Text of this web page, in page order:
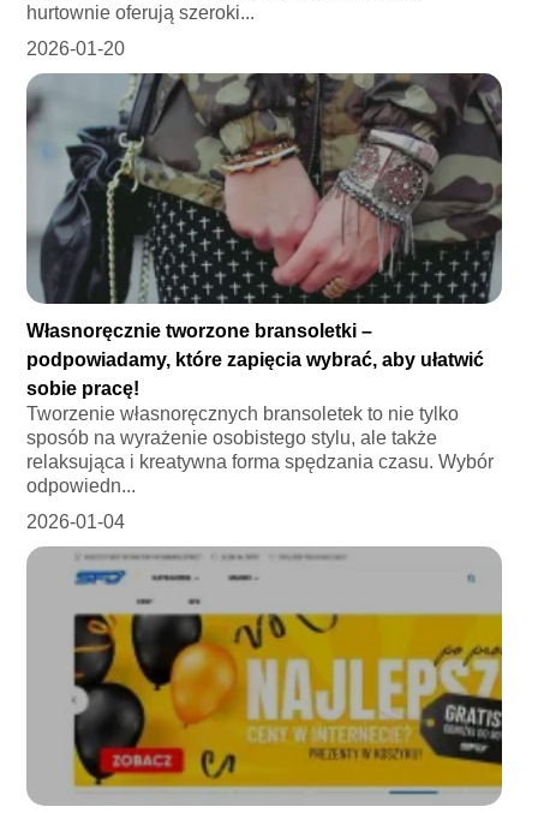
hurtownie oferują szeroki...
2026-01-20
Własnoręcznie tworzone bransoletki –
podpowiadamy, które zapięcia wybrać, aby ułatwić
sobie pracę!
Tworzenie własnoręcznych bransoletek to nie tylko
sposób na wyrażenie osobistego stylu, ale także
relaksująca i kreatywna forma spędzania czasu. Wybór
odpowiedn...
2026-01-04